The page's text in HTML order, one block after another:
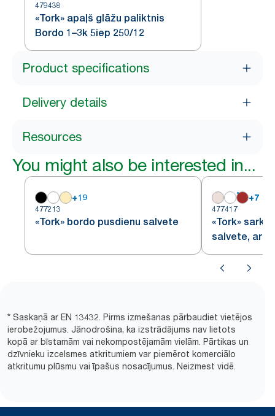
479438
«Tork» apaļš glāžu paliktnis
Bordo 1–3k 5iep 250/12
Product specifications
Delivery details
Resources
You might also be interested in...
+19
477213
«Tork» bordo pusdienu salvete
+7
477417
«Tork»
salvete, ar
* Saskaņā ar EN 13432. Pirms izmešanas pārbaudiet vietējos
ierobežojumus. Jānodrošina, ka izstrādājums nav lietots
kopā ar bīstamām vai nekompostējamām vielām. Pārtikas un
dzīvnieku izcelsmes atkritumiem var piemērot komerciālo
atkritumu plūsmu vai īpašus nosacījumus. Neizmest vidē.